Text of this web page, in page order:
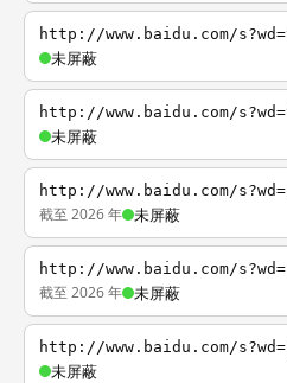
http://www.baidu.com/
未屏蔽
http://www.baidu.com/
未屏蔽
http://www.baidu.com/
截至 2026 年 未屏蔽
http://www.baidu.com/
截至 2026 年 未屏蔽
http://www.baidu.com/
未屏蔽